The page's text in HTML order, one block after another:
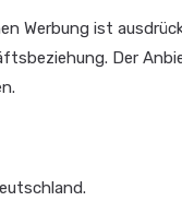
Werbung ist
Der